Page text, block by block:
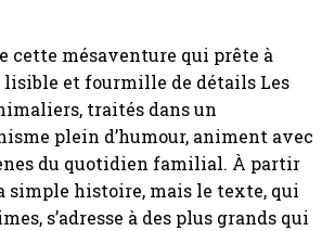
cette mésaventure qui prête à
lisible et fourmille de détails Les
traités dans un
plein d’humour, animent avec
du quotidien familial. À partir
simple histoire, mais le texte, qui
s’adresse à des plus grands qui